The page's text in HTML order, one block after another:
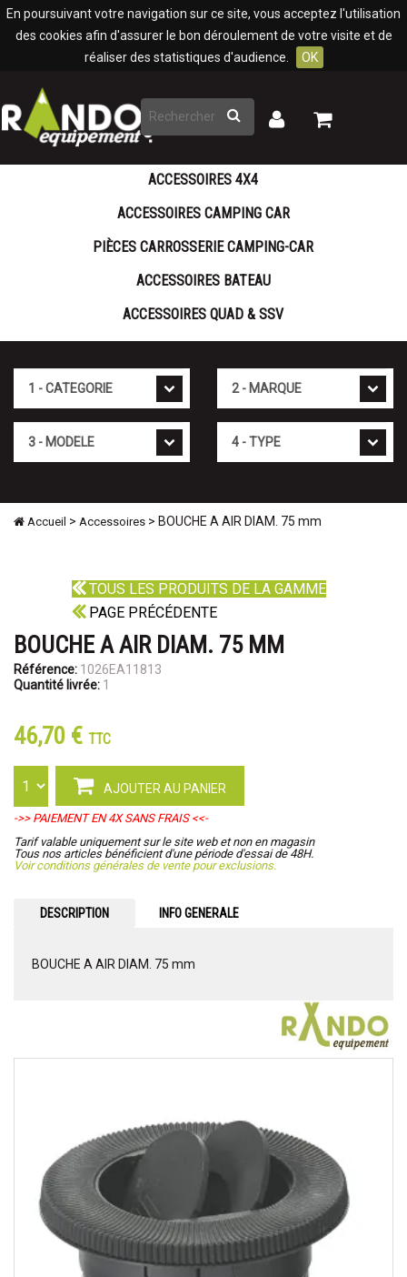
En poursuivant votre navigation sur ce site, vous acceptez l'utilisation
des cookies afin d'assurer le bon déroulement de votre visite et de
réaliser des statistiques d'audience.
OK
Rechercher
Mon
Mon
ACCESSOIRES 4X4
ACCESSOIRES CAMPING CAR
PIÈCES CARROSSERIE CAMPING-CAR
ACCESSOIRES BATEAU
ACCESSOIRES QUAD & SSV
Accueil > Accessoires > BOUCHE A AIR DIAM. 75 mm
TOUS LES PRODUITS DE LA GAMME
PAGE PRÉCÉDENTE
BOUCHE A AIR DIAM. 75 MM
Référence: 1026EA11813
Quantité livrée: 1
46,70 € TTC
AJOUTER AU PANIER
->> PAIEMENT EN 4X SANS FRAIS <<-
Tarif valable uniquement sur le site web et non en magasin
Tous nos articles bénéficient d'une période d'essai de 48H.
Voir conditions générales de vente pour exclusions.
DESCRIPTION INFO GENERALE
BOUCHE A AIR DIAM. 75 mm
Panneau de gestion des cookies